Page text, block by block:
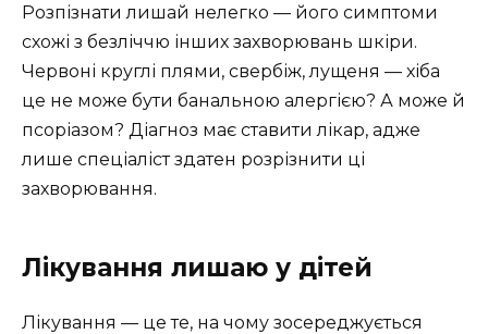
Розпізнати лишай нелегко — його симптоми
схожі з безліччю інших захворювань шкіри.
Червоні круглі плями, свербіж, лущеня — хіба
це не може бути банальною алергією? А може й
псоріазом? Діагноз має ставити лікар, адже
лише спеціаліст здатен розрізнити ці
захворювання.
Лікування лишаю у дітей
Лікування — це те, на чому зосереджується